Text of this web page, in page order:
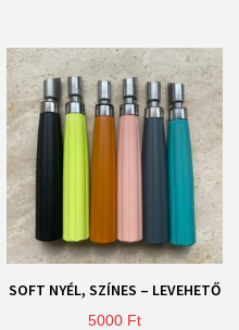
SOFT NYÉL, SZÍNES – LEVEHETŐ
5000 Ft